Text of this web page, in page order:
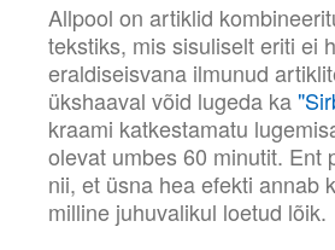
Allpool on artiklid
tekstiks, mis sisuliselt eriti ei
eraldiseisvana ilmunud
ükshaaval võid lugeda ka
kraami katkestamatu
olevat umbes 60 minutit. Ent
nii, et üsna hea efekti annab
milline juhuvalikul loetud lõik.